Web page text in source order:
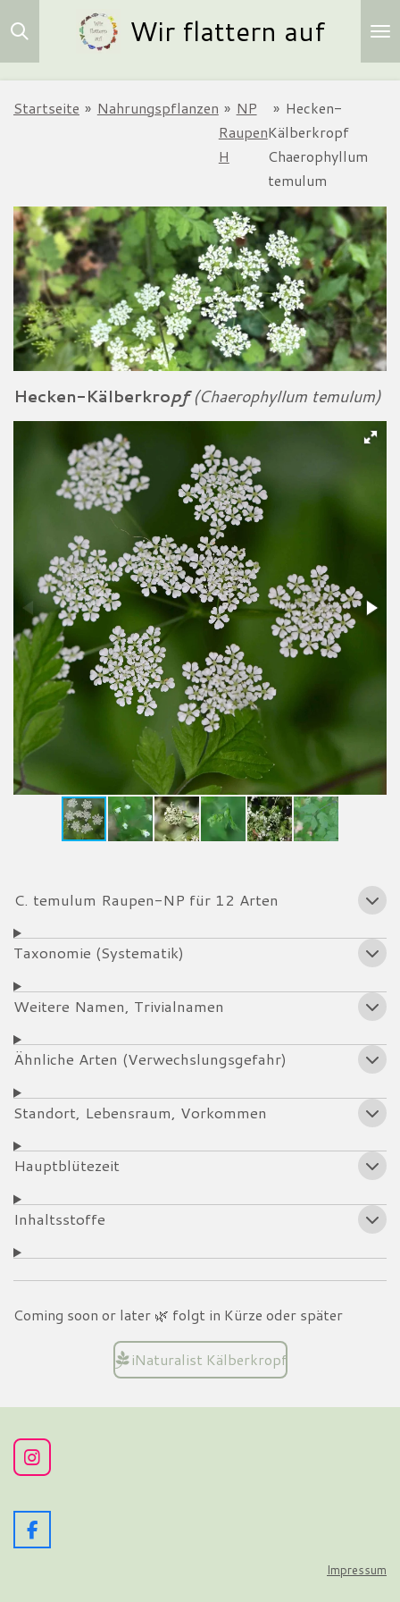
Zum
Hauptinhalt
Wir flattern auf
Startseite » Nahrungspflanzen » NP
Raupen
H
» Hecken-
Kälberkropf
Chaerophyllum
temulum
Hecken-Kälberkropf(Chaerophyllum temulum)
C. temulum Raupen-NP für 12 Arten
Taxonomie (Systematik)
Weitere Namen, Trivialnamen
Ähnliche Arten (Verwechslungsgefahr)
Standort, Lebensraum, Vorkommen
Hauptblütezeit
Inhaltsstoffe
Coming soon or later 🌿 folgt in Kürze oder später
iNaturalist Kälberkropf
I
n
t
a
g
F
a
Impressum